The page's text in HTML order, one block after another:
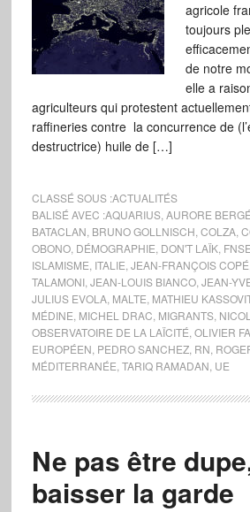
agricole
toujours
de notre
elle a
agriculteurs qui protestent
raffineries contre la concurrence de
destructrice) huile de […]
CLASSÉ SOUS :ACTUALITÉS
BALISÉ AVEC :AQUARIUS, AURORE BERGÉ
BATACLAN BRUNO GOLLNISCH COLZA,
OBONO, DÉMOGRAPHIE DON'T LAÏK,
ISLAMISME ITALIE JEAN-FRANÇOIS COPÉ
TALAMONI, JEAN-LOUIS BIANCO, JEAN-
JULIUS EVOLA, MALTE MATHIEU
MÉDINE MICHEL DRAC MIGRANTS,
OBSERVATOIRE DE LA LAÏCITÉ OLIVIER
EUROPÉEN PEDRO SANCHEZ, RN
MÉDITERRANÉE TARIQ RAMADAN UE
Ne pas être
baisser la garde